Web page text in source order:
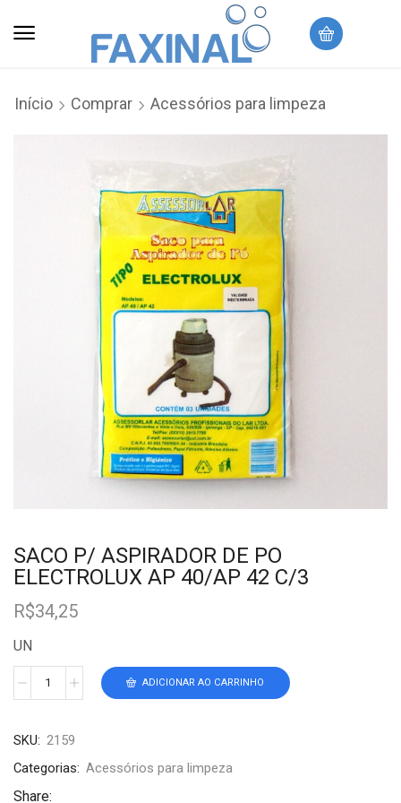
Início Comprar Acessórios para limpeza
SACO P/ ASPIRADOR DE PO
ELECTROLUX AP 40/AP 42 C/3
R$34,25
UN
ADICIONAR AO CARRINHO
SKU: 2159
Categorias: Acessórios para limpeza
Share: